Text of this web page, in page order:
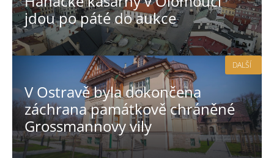
jdou po páté do aukce
V Ostravě byla dokončena
záchrana památkově chráněné
Grossmannovy vily
DALŠÍ